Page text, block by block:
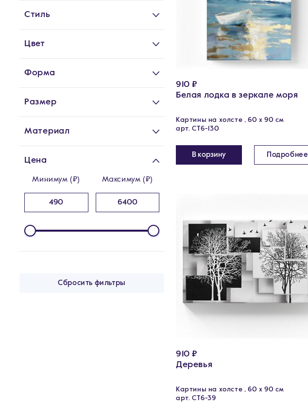
Стиль
Цвет
Форма
Размер
Материал
Цена
Минимум (₽) Максимум (₽)
Сбросить фильтры
910 ₽
Белая лодка в зеркале моря
Картины на холсте , 60 х 90 см
арт. CT6-130
В корзину Подробнее
910 ₽
Деревья
Картины на холсте , 60 х 90 см
арт. CT6-39